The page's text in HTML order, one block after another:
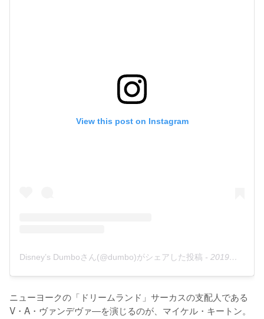
View this post on Instagram
Disney’s Dumboさん(@dumbo)がシェアした投稿 - 2019年 2月月6日午前9時16分PST
ニューヨークの「ドリームランド」サーカスの支配人である
V・A・ヴァンデヴァ―を演じるのが、マイケル・キートン。